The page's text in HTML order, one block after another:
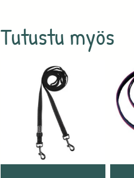
Tutustu myös